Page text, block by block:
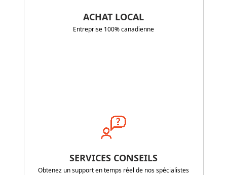
ACHAT LOCAL
Entreprise 100% canadienne
SERVICES CONSEILS
Obtenez un support en temps réel de nos spécialistes